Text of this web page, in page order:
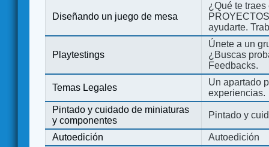
Diseñando un juego de mesa
¿Qué te
ayudarte.
Playtestings
Únete a un
¿Buscas
Feedbacks.
Temas Legales
Un apartado
experiencias.
Pintado y cuidado de miniaturas
y componentes
Pintado y
Autoedición
Autoedición